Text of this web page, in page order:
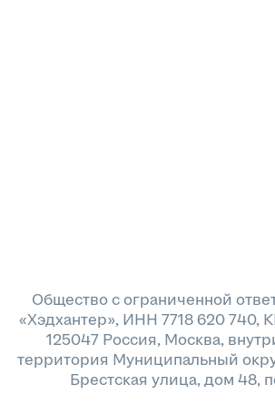
Общество с ограниченной
«Хэдхантер», ИНН 7718 620 740,
125047 Россия, Москва,
территория Муниципальный
Брестская улица, дом 48,